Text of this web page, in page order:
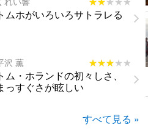
ムホがいろいろサトラレる
沢 薫 ★★★★★
★★★★★
ム・ホランドの初々しさ、
っすぐさが眩しい
すべて見る »